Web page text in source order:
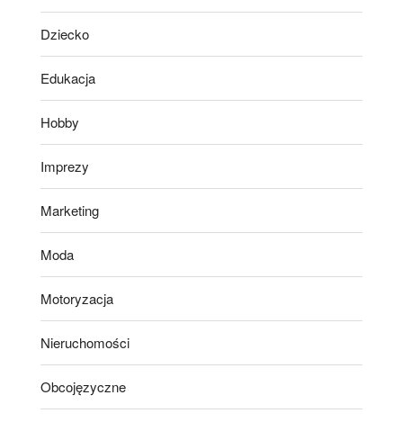
Dziecko
Edukacja
Hobby
Imprezy
Marketing
Moda
Motoryzacja
Nieruchomości
Obcojęzyczne